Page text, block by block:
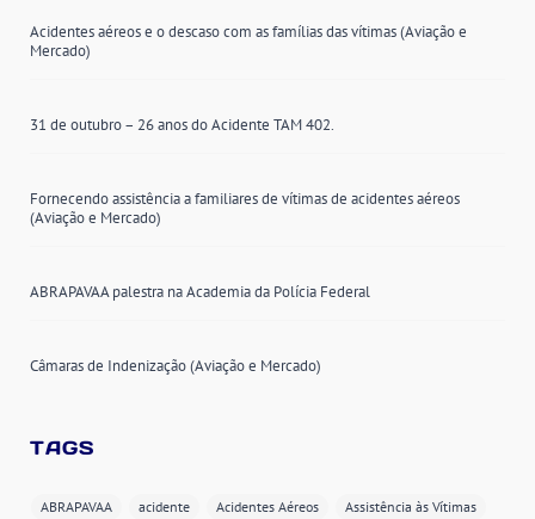
Acidentes aéreos e o descaso com as famílias das vítimas (Aviação e
Mercado)
31 de outubro – 26 anos do Acidente TAM 402.
Fornecendo assistência a familiares de vítimas de acidentes aéreos
(Aviação e Mercado)
ABRAPAVAA palestra na Academia da Polícia Federal
Câmaras de Indenização (Aviação e Mercado)
TAGS
ABRAPAVAA acidente Acidentes Aéreos
Assistência às Vítimas